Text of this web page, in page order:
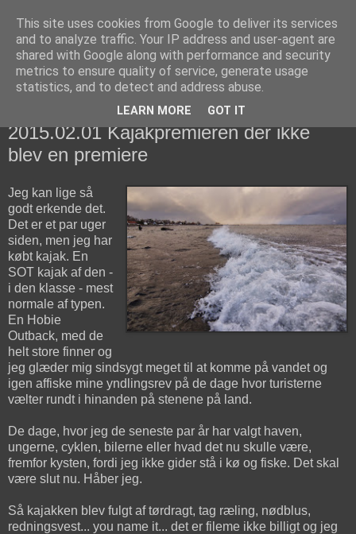
fiskedagbog.dk
Havørredfiskeri, tordenvejr og rav i (en skøn?) tre-enighed
søndag den 1. februar 2015
2015.02.01 Kajakpremieren der ikke
blev en premiere
Jeg kan lige så
godt erkende det.
Det er et par uger
siden, men jeg har
købt kajak. En
SOT kajak af den -
i den klasse - mest
normale af typen.
En Hobie
Outback, med de
helt store finner og
jeg glæder mig sindsygt meget til at komme på vandet og
igen affiske mine yndlingsrev på de dage hvor turisterne
vælter rundt i hinanden på stenene på land.
De dage, hvor jeg de seneste par år har valgt haven,
ungerne, cyklen, bilerne eller hvad det nu skulle være,
fremfor kysten, fordi jeg ikke gider stå i kø og fiske. Det skal
være slut nu. Håber jeg.
Så kajakken blev fulgt af tørdragt, tag ræling, nødblus,
redningsvest... you name it... det er fileme ikke billigt og jeg
This site uses cookies from Google to deliver its services
and to analyze traffic. Your IP address and user-agent are
shared with Google along with performance and security
metrics to ensure quality of service, generate usage
statistics, and to detect and address abuse.
LEARN MORE GOT IT